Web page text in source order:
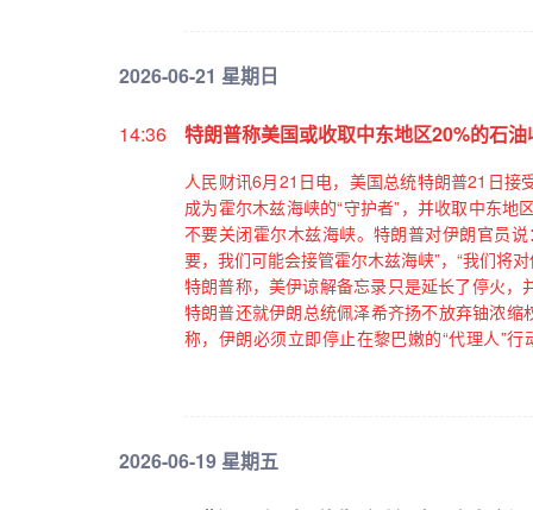
2026-06-21 星期日
14:36 特朗普称美国或收取中东地区20%的石油
人民财讯6月21日电，美国总统特朗普21日接
成为霍尔木兹海峡的“守护者”，并收取中东
不要关闭霍尔木兹海峡。特朗普对伊朗官员
要，我们可能会接管霍尔木兹海峡”，“我们将
特朗普称，美伊谅解备忘录只是延长了停火
特朗普还就伊朗总统佩泽希齐扬不放弃铀浓
称，伊朗必须立即停止在黎巴嫩的“代理人”
2026-06-19 星期五